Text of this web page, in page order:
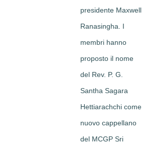
presidente Maxwell
Ranasingha. I
membri hanno
proposto il nome
del Rev. P. G.
Santha Sagara
Hettiarachchi come
nuovo cappellano
del MCGP Sri